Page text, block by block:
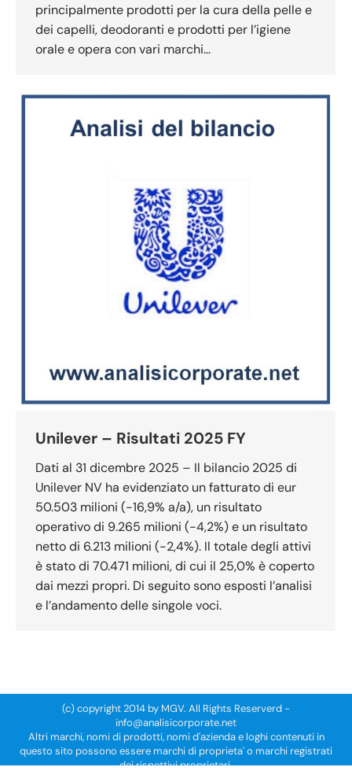
principalmente prodotti per la cura della pelle e
dei capelli, deodoranti e prodotti per l’igiene
orale e opera con vari marchi…
Unilever – Risultati 2025 FY
Dati al 31 dicembre 2025 – Il bilancio 2025 di
Unilever NV ha evidenziato un fatturato di eur
50.503 milioni (-16,9% a/a), un risultato
operativo di 9.265 milioni (-4,2%) e un risultato
netto di 6.213 milioni (-2,4%). Il totale degli attivi
è stato di 70.471 milioni, di cui il 25,0% è coperto
dai mezzi propri. Di seguito sono esposti l’analisi
e l’andamento delle singole voci.
(c) copyright 2014 by MGV. All Rights Reserverd -
info@analisicorporate.net
Altri marchi, nomi di prodotti, nomi d'azienda e loghi contenuti in
questo sito possono essere marchi di proprieta' o marchi registrati
dei rispettivi proprietari.